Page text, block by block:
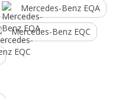
Mercedes-Benz EQA
Mercedes-Benz EQC